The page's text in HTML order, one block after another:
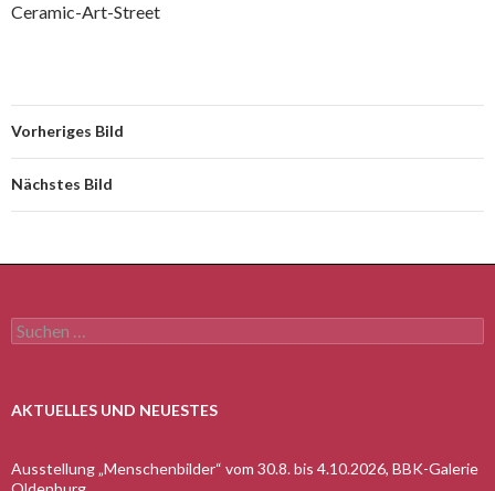
Ceramic-Art-Street
Vorheriges Bild
Nächstes Bild
Suchen
nach:
AKTUELLES UND NEUESTES
Ausstellung „Menschenbilder“ vom 30.8. bis 4.10.2026, BBK-Galerie